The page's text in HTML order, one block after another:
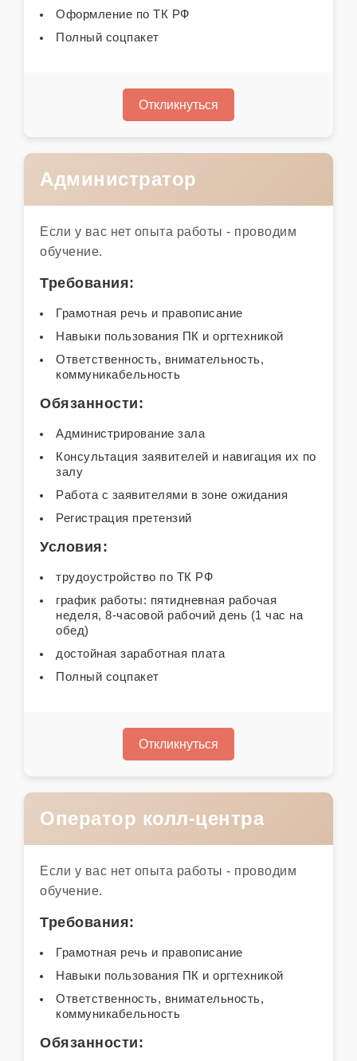
Оформление по ТК РФ
Полный соцпакет
Откликнуться
Администратор
Если у вас нет опыта работы - проводим
обучение.
Требования:
Грамотная речь и правописание
Навыки пользования ПК и оргтехникой
Ответственность, внимательность,
коммуникабельность
Обязанности:
Администрирование зала
Консультация заявителей и навигация их по
залу
Работа с заявителями в зоне ожидания
Регистрация претензий
Условия:
трудоустройство по ТК РФ
график работы: пятидневная рабочая
неделя, 8-часовой рабочий день (1 час на
обед)
достойная заработная плата
Полный соцпакет
Откликнуться
Оператор колл-центра
Если у вас нет опыта работы - проводим
обучение.
Требования:
Грамотная речь и правописание
Навыки пользования ПК и оргтехникой
Ответственность, внимательность,
коммуникабельность
Обязанности: